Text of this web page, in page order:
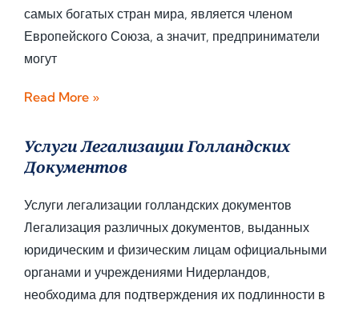
самых богатых стран мира, является членом
Европейского Союза, а значит, предприниматели
могут
Read More »
Услуги Легализации Голландских
Документов
Услуги легализации голландских документов
Легализация различных документов, выданных
юридическим и физическим лицам официальными
органами и учреждениями Нидерландов,
необходима для подтверждения их подлинности в